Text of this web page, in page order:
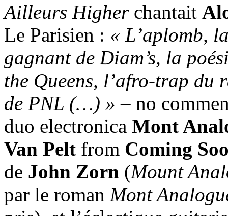
Ailleurs Higherchantait
Le Parisien : « L’aplomb,
gagnant de Diam’s, la
the Queens, l’afro-trap
de PNL (…) » – no
duo electronica Mont
Van Pelt from Coming
de John Zorn (Mount
par le roman Mont